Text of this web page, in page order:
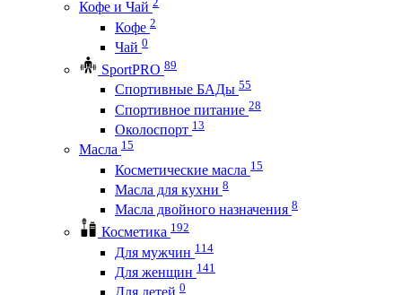
Кофе и Чай
Кофе 2
Чай 0
SportPRO 89
Спортивные БАДы 55
Спортивное питание 28
Околоспорт 13
Масла 15
Косметические масла 15
Масла для кухни 8
Масла двойного назначения 8
Косметика 192
Для мужчин 114
Для женщин 141
0